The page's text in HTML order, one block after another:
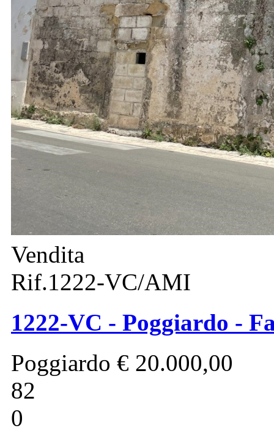
Vendita
Rif.1222-VC/AMI
1222-VC - Poggiardo -
Poggiardo € 20.000,00
82
0